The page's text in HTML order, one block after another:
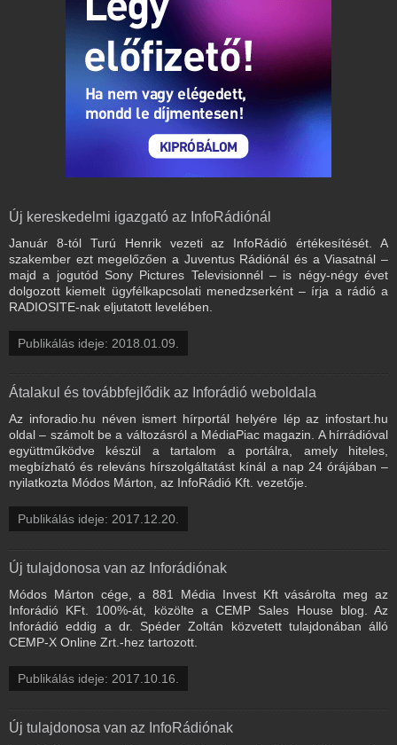
Új kereskedelmi igazgató az InfoRádiónál
Január 8-tól Turú Henrik vezeti az InfoRádió értékesítését. A
szakember ezt megelőzően a Juventus Rádiónál és a Viasatnál –
majd a jogutód Sony Pictures Televisionnél – is négy-négy évet
dolgozott kiemelt ügyfélkapcsolati menedzserként – írja a rádió a
RADIOSITE-nak eljutatott levelében.
Publikálás ideje: 2018.01.09.
Átalakul és továbbfejlődik az Inforádió weboldala
Az inforadio.hu néven ismert hírportál helyére lép az infostart.hu
oldal – számolt be a változásról a MédiaPiac magazin. A hírrádióval
együttműködve készül a tartalom a portálra, amely hiteles,
megbízható és releváns hírszolgáltatást kínál a nap 24 órájában –
nyilatkozta Módos Márton, az InfoRádió Kft. vezetője.
Publikálás ideje: 2017.12.20.
Új tulajdonosa van az Inforádiónak
Módos Márton cége, a 881 Média Invest Kft vásárolta meg az
Inforádió KFt. 100%-át, közölte a CEMP Sales House blog. Az
Inforádió eddig a dr. Spéder Zoltán közvetett tulajdonában álló
CEMP-X Online Zrt.-hez tartozott.
Publikálás ideje: 2017.10.16.
Új tulajdonosa van az InfoRádiónak